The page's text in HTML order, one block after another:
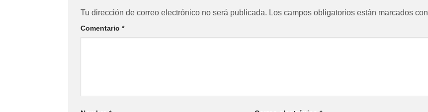
Tu dirección de correo electrónico no será publicada. Los campos obligatorios están marcados con
Comentario *